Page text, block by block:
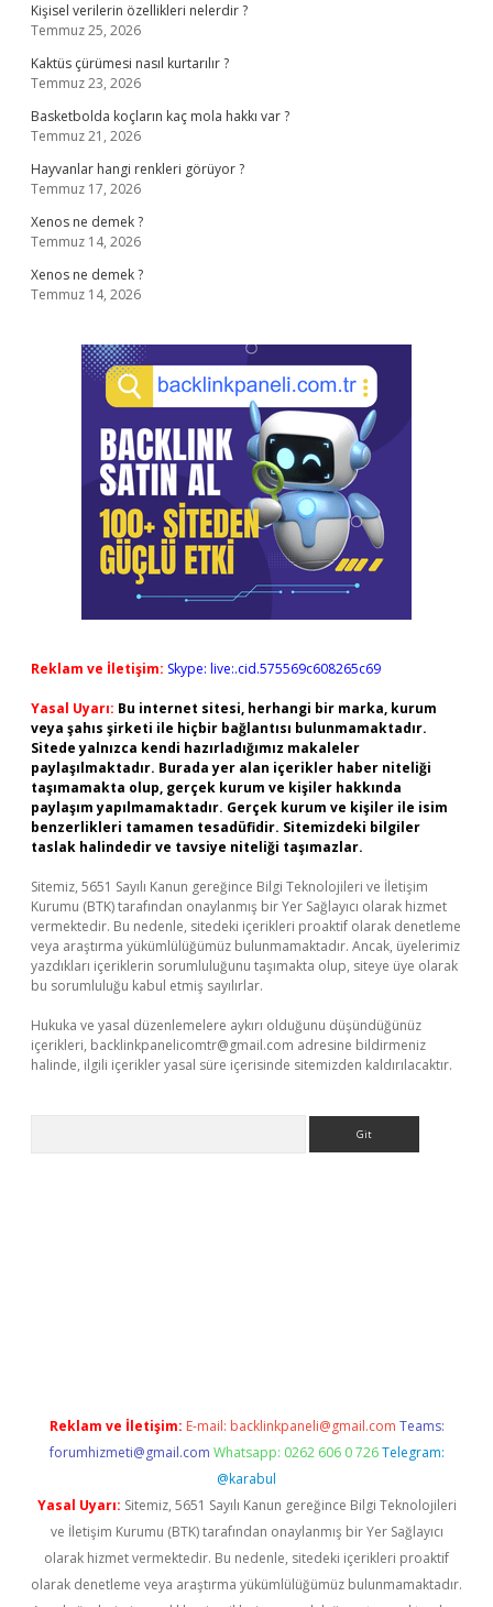
Kişisel verilerin özellikleri nelerdir ?
Temmuz 25, 2026
Kaktüs çürümesi nasıl kurtarılır ?
Temmuz 23, 2026
Basketbolda koçların kaç mola hakkı var ?
Temmuz 21, 2026
Hayvanlar hangi renkleri görüyor ?
Temmuz 17, 2026
Xenos ne demek ?
Temmuz 14, 2026
Xenos ne demek ?
Temmuz 14, 2026
Reklam ve İletişim: Skype: live:.cid.575569c608265c69
Yasal Uyarı: Bu internet sitesi, herhangi bir marka, kurum
veya şahıs şirketi ile hiçbir bağlantısı bulunmamaktadır.
Sitede yalnızca kendi hazırladığımız makaleler
paylaşılmaktadır. Burada yer alan içerikler haber niteliği
taşımamakta olup, gerçek kurum ve kişiler hakkında
paylaşım yapılmamaktadır. Gerçek kurum ve kişiler ile isim
benzerlikleri tamamen tesadüfidir. Sitemizdeki bilgiler
taslak halindedir ve tavsiye niteliği taşımazlar.
Sitemiz, 5651 Sayılı Kanun gereğince Bilgi Teknolojileri ve İletişim
Kurumu (BTK) tarafından onaylanmış bir Yer Sağlayıcı olarak hizmet
vermektedir. Bu nedenle, sitedeki içerikleri proaktif olarak denetleme
veya araştırma yükümlülüğümüz bulunmamaktadır. Ancak, üyelerimiz
yazdıkları içeriklerin sorumluluğunu taşımakta olup, siteye üye olarak
bu sorumluluğu kabul etmiş sayılırlar.
Hukuka ve yasal düzenlemelere aykırı olduğunu düşündüğünüz
içerikleri, backlinkpanelicomtr@gmail.com adresine bildirmeniz
halinde, ilgili içerikler yasal süre içerisinde sitemizden kaldırılacaktır.
Reklam ve İletişim: E-mail: backlinkpaneli@gmail.com Teams:
forumhizmeti@gmail.com Whatsapp: 0262 606 0 726 Telegram:
@karabul
Yasal Uyarı: Sitemiz, 5651 Sayılı Kanun gereğince Bilgi Teknolojileri
ve İletişim Kurumu (BTK) tarafından onaylanmış bir Yer Sağlayıcı
olarak hizmet vermektedir. Bu nedenle, sitedeki içerikleri proaktif
olarak denetleme veya araştırma yükümlülüğümüz bulunmamaktadır.